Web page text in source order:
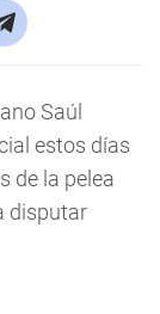
Saúl
estos días
de la pelea
disputar